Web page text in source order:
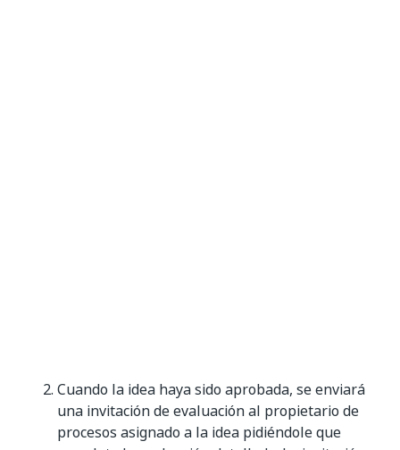
Cuando la idea haya sido aprobada, se enviará
una invitación de evaluación al propietario de
procesos asignado a la idea pidiéndole que